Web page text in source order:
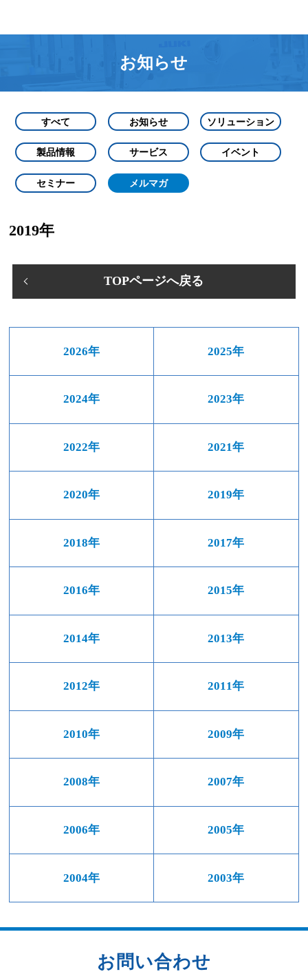
お知らせ
2026年 2025年
2024年 2023年
2022年 2021年
2020年 2019年
2018年 2017年
2016年 2015年
2014年 2013年
2012年 2011年
2010年 2009年
2008年 2007年
2006年 2005年
2004年 2003年
すべて お知らせ ソリューション
製品情報 サービス イベント
セミナー メルマガ
2019年
TOPページへ戻る
お問い合わせ